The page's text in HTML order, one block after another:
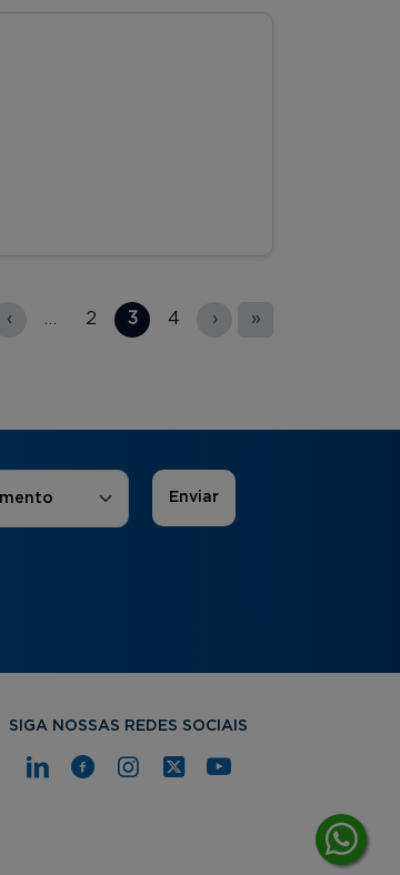
‹ … 2 3 4 › »
SIGA NOSSAS REDES SOCIAIS